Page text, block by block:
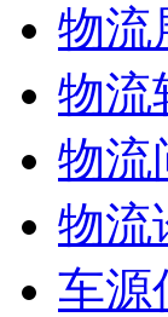
物流
物流
物流
物流
车源